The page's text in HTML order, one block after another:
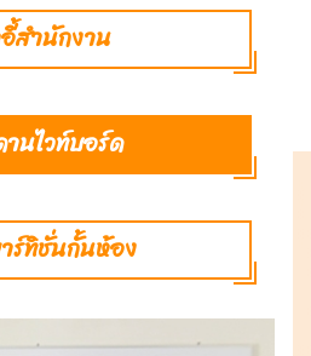
อี้สำนักงาน
านไวท์บอร์ด
ร์ทิชั่นกั้นห้อง